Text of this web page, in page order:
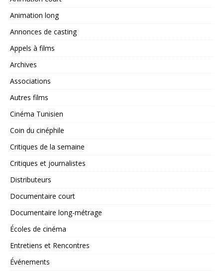
Animation long
Annonces de casting
Appels à films
Archives
Associations
Autres films
Cinéma Tunisien
Coin du cinéphile
Critiques de la semaine
Critiques et journalistes
Distributeurs
Documentaire court
Documentaire long-métrage
Écoles de cinéma
Entretiens et Rencontres
Événements